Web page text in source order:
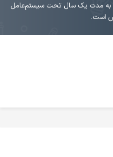
به مدت یک سال تحت سیستم‌عامل
است.